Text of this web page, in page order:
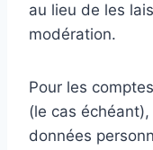
au lieu de les
modération.
Pour les
(le cas
données